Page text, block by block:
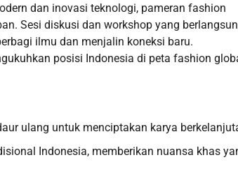
dan inovasi teknologi, pameran fashion
Sesi diskusi dan workshop yang
ilmu dan menjalin koneksi baru.
posisi Indonesia di peta fashion
ulang untuk menciptakan karya
Indonesia, memberikan nuansa khas